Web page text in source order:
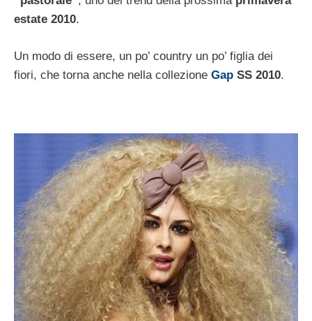
estate 2010.
Un modo di essere, un po’ country un po’ figlia dei
fiori, che torna anche nella collezione Gap SS 2010.